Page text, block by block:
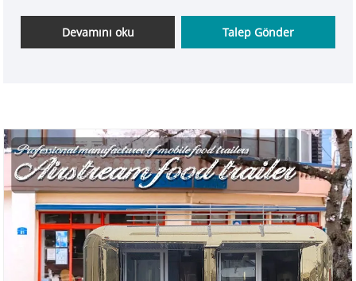
esneklik özellikleriyle çeşitli durumlarda insanlara
hizmet vermeye uygundur. Hemen alın!
Devamını oku Talep Gönder